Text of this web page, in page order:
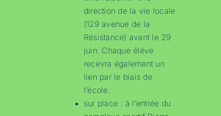
direction de la vie locale
(129 avenue de la
Résistance) avant le 29
juin. Chaque élève
recevra également un
lien par le biais de
l’école.
sur place : à l’entrée du